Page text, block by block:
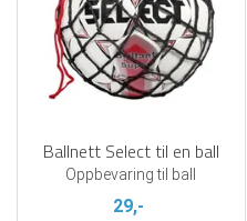
Ballnett Select til en ball
Oppbevaring til ball
29,-